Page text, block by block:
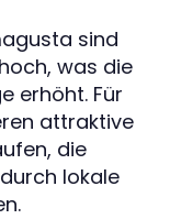
sind
was die
erhöht. Für
attraktive
die
lokale